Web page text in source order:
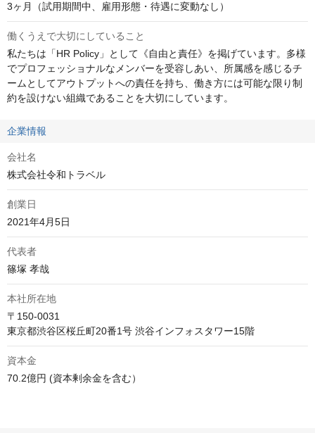
3ヶ月（試用期間中、雇用形態・待遇に変動なし）
働くうえで大切にしていること
私たちは「HR Policy」として《自由と責任》を掲げています。多様
でプロフェッショナルなメンバーを受容しあい、所属感を感じるチ
ームとしてアウトプットへの責任を持ち、働き方には可能な限り制
約を設けない組織であることを大切にしています。
企業情報
会社名
株式会社令和トラベル
創業日
2021年4月5日
代表者
篠塚 孝哉
本社所在地
〒150-0031
資本金
70.2億円 (資本剰余金を含む）